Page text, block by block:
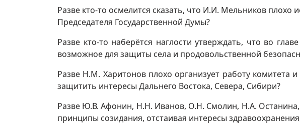
Разве кто-то осмелится сказать, что И.И. Мельников плохо
Председателя Государственной Думы?
Разве кто-то наберётся наглости утверждать, что во
возможное для защиты села и продовольственной
Разве Н.М. Харитонов плохо организует работу
защитить интересы Дальнего Востока, Севера, Сибири?
Разве Ю.В. Афонин, Н.Н. Иванов, О.Н. Смолин, Н.А.
принципы созидания, отстаивая интересы